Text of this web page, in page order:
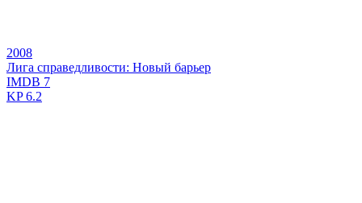
2008
Лига справедливости: Новый барьер
IMDB 7
KP6.2